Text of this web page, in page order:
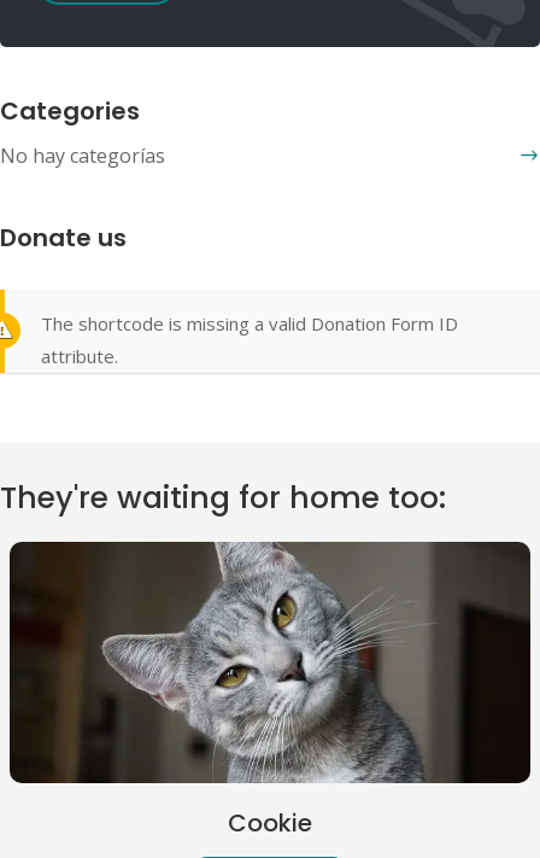
Categories
No hay categorías
Donate us
The shortcode is missing a valid Donation Form ID
attribute.
They're waiting for home too:
Cookie